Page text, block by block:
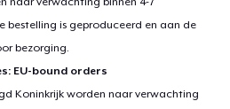
bestelling is geproduceerd en aan de
bezorging.
EU-bound orders
Koninkrijk worden naar verwachting